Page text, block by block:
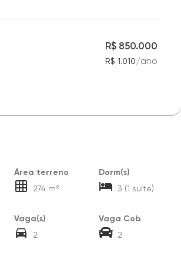
R$ 850.000
R$ 1.010/ano
Área terreno
274 m²
Dorm(s)
3 (1 suíte)
Vaga(s)
2
Vaga Cob.
2